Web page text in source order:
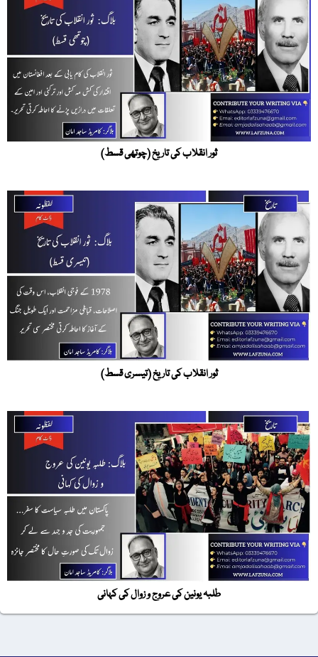
ثور انقلاب کی تاریخ (چوتھی قسط)
ثور انقلاب کی تاریخ (تیسری قسط)
طلبہ یونین کی عروج و زوال کی کہانی